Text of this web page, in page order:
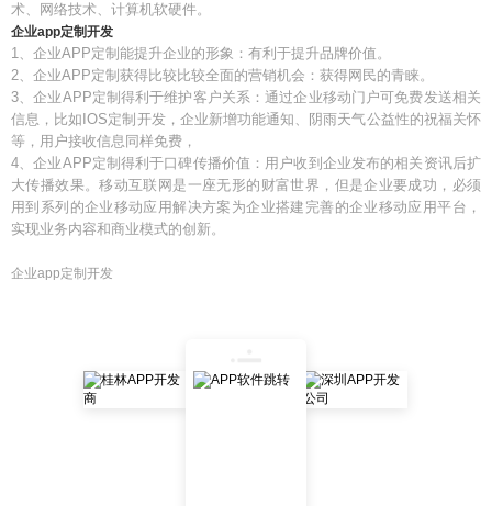
术、网络技术、计算机软硬件。
企业app定制开发
1、企业APP定制能提升企业的形象：有利于提升品牌价值。
2、企业APP定制获得比较比较全面的营销机会：获得网民的青睐。
3、企业APP定制得利于维护客户关系：通过企业移动门户可免费发送相关
信息，比如IOS定制开发，企业新增功能通知、阴雨天气公益性的祝福关怀
等，用户接收信息同样免费，
4、企业APP定制得利于口碑传播价值：用户收到企业发布的相关资讯后扩
大传播效果。移动互联网是一座无形的财富世界，但是企业要成功，必须
用到系列的企业移动应用解决方案为企业搭建完善的企业移动应用平台，
实现业务内容和商业模式的创新。
企业app定制开发